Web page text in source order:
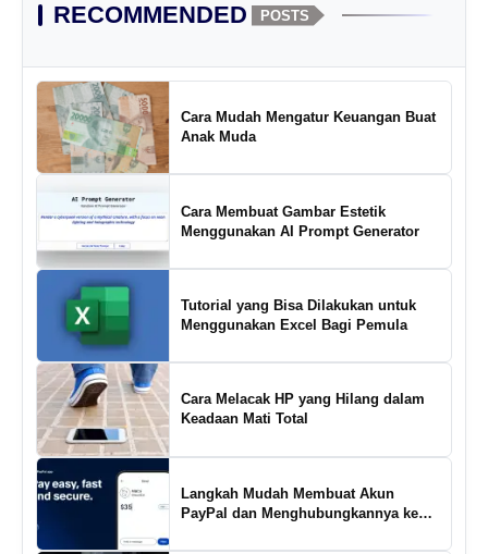
RECOMMENDED POSTS
Cara Mudah Mengatur Keuangan Buat
Anak Muda
Cara Membuat Gambar Estetik
Menggunakan AI Prompt Generator
Tutorial yang Bisa Dilakukan untuk
Menggunakan Excel Bagi Pemula
Cara Melacak HP yang Hilang dalam
Keadaan Mati Total
Langkah Mudah Membuat Akun
PayPal dan Menghubungkannya ke